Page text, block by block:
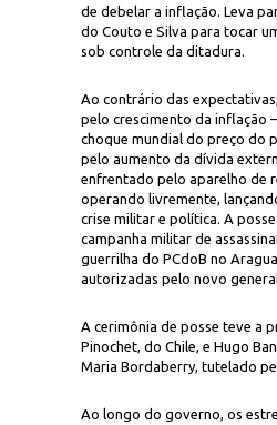
de debelar a inflação. Leva
do Couto e Silva para tocar
sob controle da ditadura.
Ao contrário das
pelo crescimento da inflação
choque mundial do preço do
pelo aumento da dívida
enfrentado pelo aparelho de
operando livremente,
crise militar e política. A
campanha militar de
guerrilha do PCdoB no
autorizadas pelo novo
A cerimônia de posse teve a
Pinochet, do Chile, e Hugo
Maria Bordaberry, tutelado
Ao longo do governo, os
Bordaberry, Ernesto Geisel e